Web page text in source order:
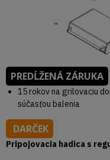
PREDĹŽENÁ ZÁRUKA
15 rokov na grilovaciu
súčasťou balenia
DARČEK
Pripojovacia hadica s